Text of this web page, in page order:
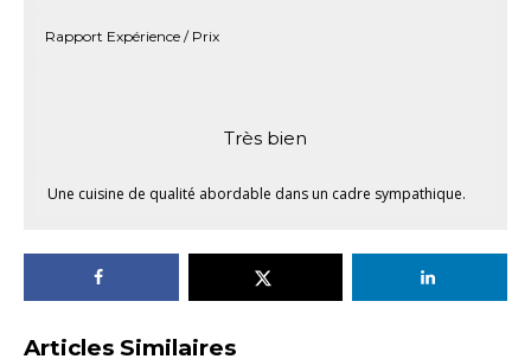
Rapport Expérience / Prix
Très bien
Une cuisine de qualité abordable dans un cadre sympathique.
Articles Similaires